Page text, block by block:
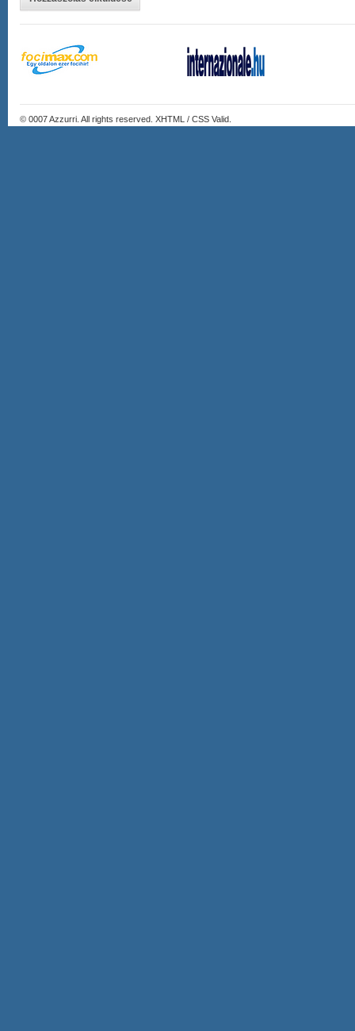
© 0007Azzurri . All rights reserved. XHTML / CSS Valid.